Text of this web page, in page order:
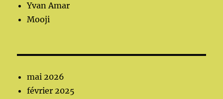
Yvan Amar
Mooji
mai 2026
février 2025